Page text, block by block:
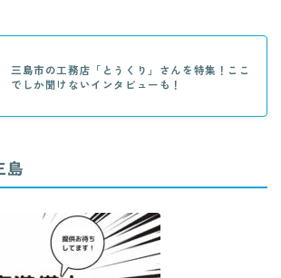
三島市の工務店「とうくり」さんを特集！ここ
でしか聞けないインタビューも！